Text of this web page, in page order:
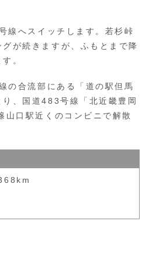
線へスイッチします。若杉峠
が続きますが、ふもとまで降
。
の合流部にある「道の駅但馬
、国道483号線「北近畿豊岡
山口駅近くのコンビニで解散